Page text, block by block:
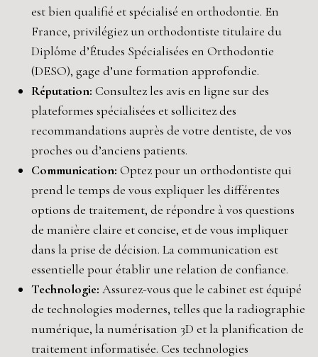
est bien qualifié et spécialisé en orthodontie. En
France, privilégiez un orthodontiste titulaire du
Diplôme d’Études Spécialisées en Orthodontie
(DESO), gage d’une formation approfondie.
Réputation: Consultez les avis en ligne sur des
plateformes spécialisées et sollicitez des
recommandations auprès de votre dentiste, de vos
proches ou d’anciens patients.
Communication: Optez pour un orthodontiste qui
prend le temps de vous expliquer les différentes
options de traitement, de répondre à vos questions
de manière claire et concise, et de vous impliquer
dans la prise de décision. La communication est
essentielle pour établir une relation de confiance.
Technologie: Assurez-vous que le cabinet est équipé
de technologies modernes, telles que la radiographie
numérique, la numérisation 3D et la planification de
traitement informatisée. Ces technologies